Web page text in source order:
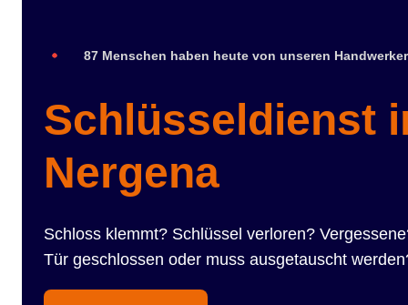
87 Menschen haben heute von unseren
Schlüsseldienst
Nergena
Schloss klemmt? Schlüssel verloren?
Tür geschlossen oder muss ausgetauscht